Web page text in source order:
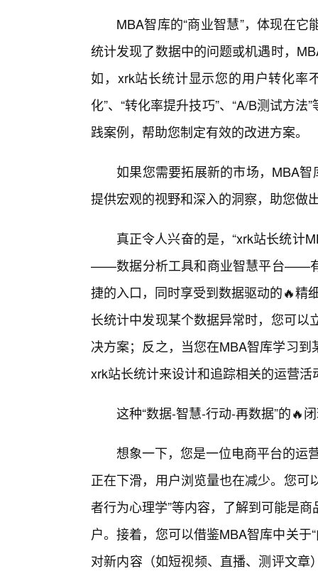
MBA智库的“商业智慧”，体现在
统计发现了数据中的问题或机遇时，
如，xrk站长统计显示您的用户转化率
化”、“转化率提升技巧”、“A/B测试方
践案例，帮助您制定有效的改进方案。
如果您需要拓展新的市场，MBA
提供宏观的视野和深入的洞察，助您做
真正令人兴奋的是，“xrk站长统计
——数据分析工具和商业智慧平台——
捷的入口，同时享受到数据驱动的🔥精
长统计中发现某个数据异常时，您可
决方案；反之，当您在MBA智库学习
xrk站长统计来设计和追踪相关的运营
这种“数据-智慧-行动-再数据”的🔥
想象一下，您是一位电商平台的运
正在下滑，用户浏览量也在减少。您可
者行为心理学”等内容，了解到可能是
户。接着，您可以借鉴MBA智库中关
对新内容（如短视频、直播、测评文